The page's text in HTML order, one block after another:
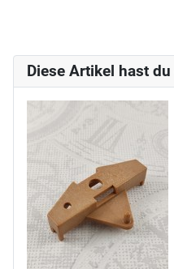
Diese Artikel hast